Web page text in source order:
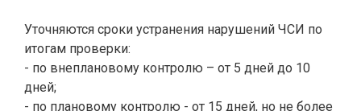
Уточняются сроки устранения нарушений ЧСИ по
итогам проверки:
- по внеплановому контролю – от 5 дней до 10
дней;
- по плановому контролю - от 15 дней, но не более